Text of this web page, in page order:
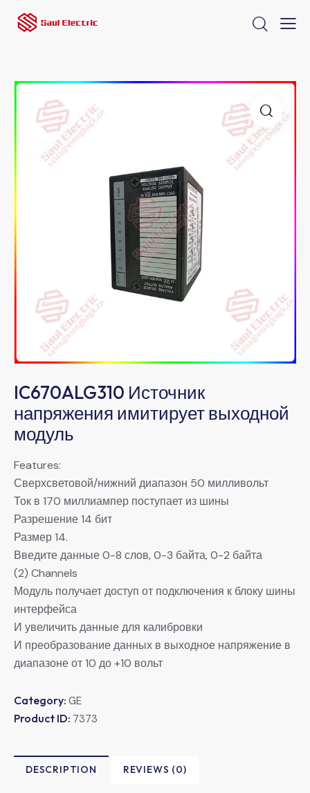
IC670ALG310 Источник
напряжения имитирует выходной
модуль
Features:
Сверхсветовой/нижний диапазон 50 милливольт
Ток в 170 миллиампер поступает из шины
Разрешение 14 бит
Размер 14.
Введите данные 0-8 слов, 0-3 байта, 0-2 байта
(2) Channels
Модуль получает доступ от подключения к блоку шины
интерфейса
И увеличить данные для калибровки
И преобразование данных в выходное напряжение в
диапазоне от 10 до +10 вольт
Category: GE
Product ID: 7373
DESCRIPTION REVIEWS (0)